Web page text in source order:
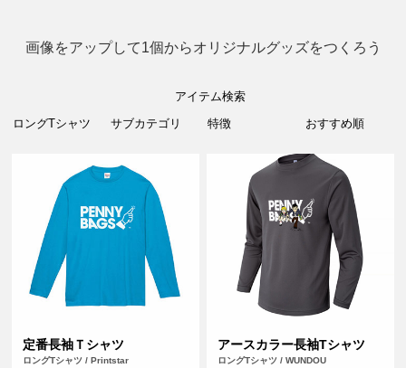
画像をアップして1個からオリジナルグッズをつくろう
アイテム検索
定番長袖Ｔシャツ
ロングTシャツ / Printstar
アースカラー長袖Tシャツ
ロングTシャツ / WUNDOU